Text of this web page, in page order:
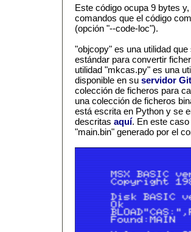
Este código ocupa 9 bytes
comandos que el código
(opción "--code-loc").
"objcopy" es una utilidad
estándar para convertir
utilidad "mkcas.py" es una
disponible en su servidor Git
colección de ficheros para
una colección de ficheros
está escrita en Python y se
descritas aquí. En este
"main.bin" generado por el